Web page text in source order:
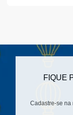
FIQUE
Cadastre-se na